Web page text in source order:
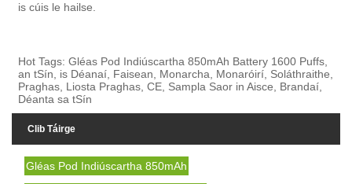
is cúis le hailse.
Hot Tags: Gléas Pod Indiúscartha 850mAh Battery 1600 Puffs,
an tSín, is Déanaí, Faisean, Monarcha, Monaróirí, Soláthraithe,
Praghas, Liosta Praghas, CE, Sampla Saor in Aisce, Brandaí,
Déanta sa tSín
Clib Táirge
Gléas Pod Indiúscartha 850mAh